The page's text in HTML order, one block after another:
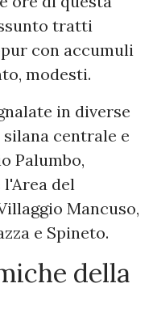
tratti
con accumuli
modesti.
in diverse
centrale e
Palumbo,
del
Mancuso,
e Spineto.
della